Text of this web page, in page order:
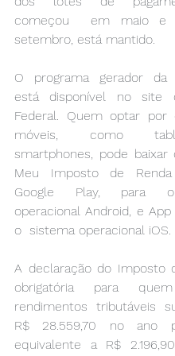
começou  em maio e
setembro, está mantido.
O programa gerador da
está disponível no site
Federal. Quem optar por
móveis, como
smartphones, pode baixar
Meu Imposto de
Google Play, para
operacional Android, e
o  sistema operacional iOS.
A declaração do Imposto
obrigatória para
rendimentos tributáveis
R$ 28.559,70 no ano
equivalente a R$